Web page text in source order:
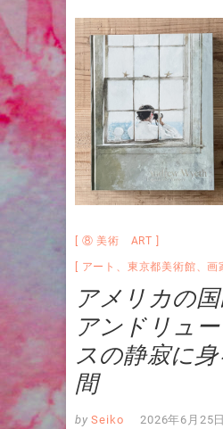
⑧ 美術 ART
アート 東京都美術館 、画
アメリカの
アンドリュ
スの静寂に
間
by Seiko 2026年6月25日